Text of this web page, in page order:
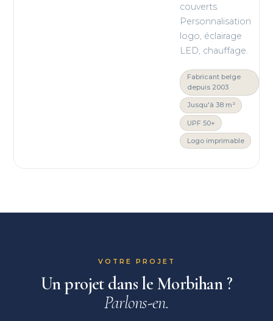
couverts.
Personnalisation
logo, éclairage
LED, chauffage.
Fabricant belge
depuis 2003
Jusqu'à 38 m²
UPF 50+
Logo imprimable
VOTRE PROJET
Un projet dans le Morbihan ?
Parlons-en.